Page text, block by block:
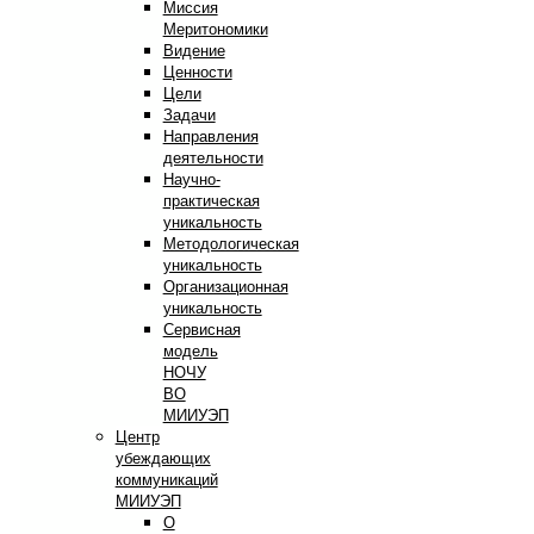
Миссия
Меритономики
Видение
Ценности
Цели
Задачи
Направления
деятельности
Научно-
практическая
уникальность
Методологическая
уникальность
Организационная
уникальность
Сервисная
модель
НОЧУ
ВО
МИИУЭП
Центр
убеждающих
коммуникаций
МИИУЭП
О